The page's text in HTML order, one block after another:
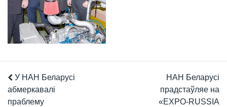
У НАН Беларусі
абмеркавалі
праблему
НАН Беларусі
прадстаўляе на
«EXPO-RUSSIA